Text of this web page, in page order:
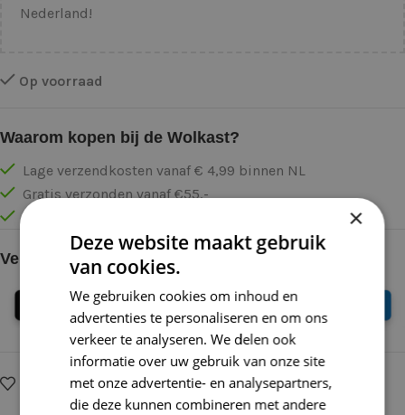
Nederland!
Op voorraad
Waarom kopen bij de Wolkast?
Lage verzendkosten vanaf € 4,99 binnen NL
Gratis verzonden vanaf €55,-
Vóór 16:30 besteld = Zelfde (werk)dag verzonden
Veilig online betalen
Op verlanglijstje Delen:
×
Deze website maakt gebruik
van cookies.
We gebruiken cookies om inhoud en
advertenties te personaliseren en om ons
verkeer te analyseren. We delen ook
informatie over uw gebruik van onze site
met onze advertentie- en analysepartners,
die deze kunnen combineren met andere